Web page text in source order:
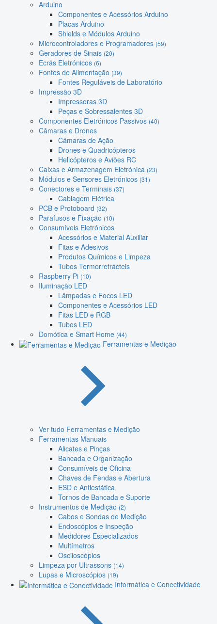
Arduino
Componentes e Acessórios Arduino
Placas Arduino
Shields e Módulos Arduino
Microcontroladores e Programadores (59)
Geradores de Sinais (20)
Ecrãs Eletrónicos (6)
Fontes de Alimentação (39)
Fontes Reguláveis de Laboratório
Impressão 3D
Impressoras 3D
Peças e Sobressalentes 3D
Componentes Eletrónicos Passivos (40)
Câmaras e Drones
Câmaras de Ação
Drones e Quadricópteros
Helicópteros e Aviões RC
Caixas e Armazenagem Eletrónica (23)
Módulos e Sensores Eletrónicos (31)
Conectores e Terminais (37)
Cablagem Elétrica
PCB e Protoboard (32)
Parafusos e Fixação (10)
Consumíveis Eletrónicos
Acessórios e Material Auxiliar
Fitas e Adesivos
Produtos Químicos e Limpeza
Tubos Termorretrácteis
Raspberry Pi (10)
Iluminação LED
Lâmpadas e Focos LED
Componentes e Acessórios LED
Fitas LED e RGB
Tubos LED
Domótica e Smart Home (44)
Ferramentas e Medição
Ver tudo Ferramentas e Medição
Ferramentas Manuais
Alicates e Pinças
Bancada e Organização
Consumíveis de Oficina
Chaves de Fendas e Abertura
ESD e Antiestática
Tornos de Bancada e Suporte
Instrumentos de Medição (2)
Cabos e Sondas de Medição
Endoscópios e Inspeção
Medidores Especializados
Multímetros
Osciloscópios
Limpeza por Ultrassons (14)
Lupas e Microscópios (19)
Informática e Conectividade